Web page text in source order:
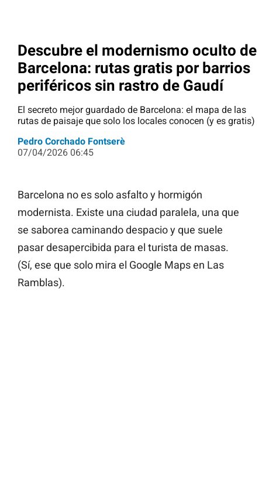
Descubre el modernismo oculto de
Barcelona: rutas gratis por barrios
periféricos sin rastro de Gaudí
El secreto mejor guardado de Barcelona: el mapa de las
rutas de paisaje que solo los locales conocen (y es gratis)
Pedro Corchado Fontserè
07/04/2026 06:45
Barcelona no es solo asfalto y hormigón
modernista. Existe una ciudad paralela, una que
se saborea caminando despacio y que suele
pasar desapercibida para el turista de masas.
(Sí, ese que solo mira el Google Maps en Las
Ramblas).